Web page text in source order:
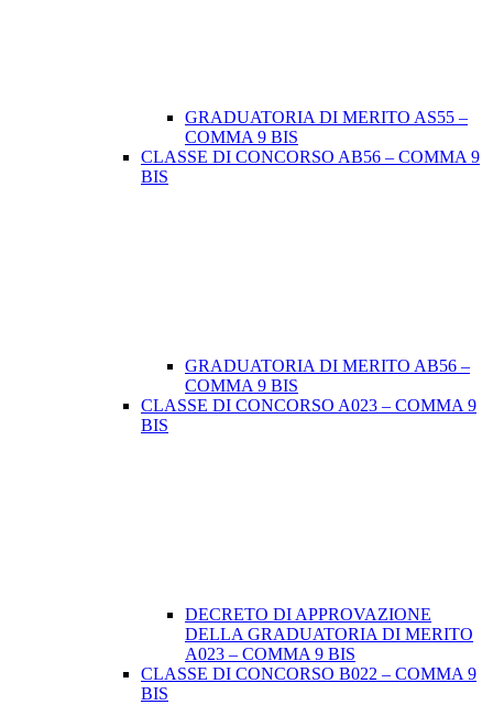
GRADUATORIA DI MERITO AS55 –
COMMA 9 BIS
CLASSE DI CONCORSO AB56 – COMMA 9
BIS
GRADUATORIA DI MERITO AB56 –
COMMA 9 BIS
CLASSE DI CONCORSO A023 – COMMA 9
BIS
DECRETO DI APPROVAZIONE
DELLA GRADUATORIA DI MERITO
A023 – COMMA 9 BIS
CLASSE DI CONCORSO B022 – COMMA 9
BIS